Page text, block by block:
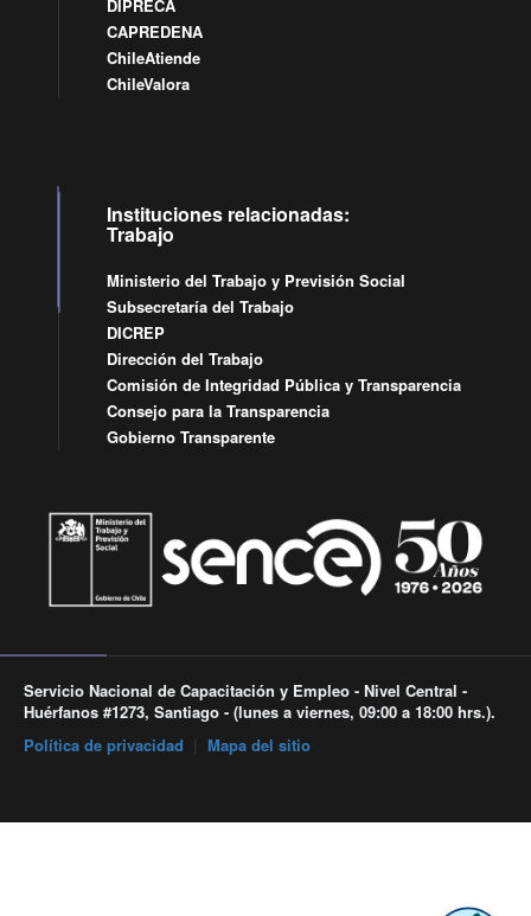
DIPRECA
CAPREDENA
ChileAtiende
ChileValora
Instituciones relacionadas:
Trabajo
Ministerio del Trabajo y Previsión Social
Subsecretaría del Trabajo
DICREP
Dirección del Trabajo
Comisión de Integridad Pública y Transparencia
Consejo para la Transparencia
Gobierno Transparente
Servicio Nacional de Capacitación y Empleo - Nivel Central -
Huérfanos #1273, Santiago - (lunes a viernes, 09:00 a 18:00 hrs.).
Política de privacidad
Mapa del sitio